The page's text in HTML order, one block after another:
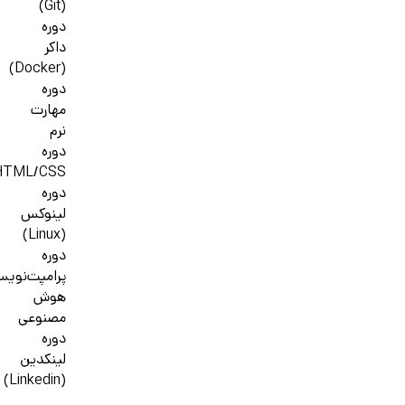
(Git)
دوره
داکر
(Docker)
دوره
مهارت
نرم
دوره
CSS
دوره
لینوکس
(Linux)
دوره
هوش
مصنوعی
دوره
لینکدین
(Linkedin)